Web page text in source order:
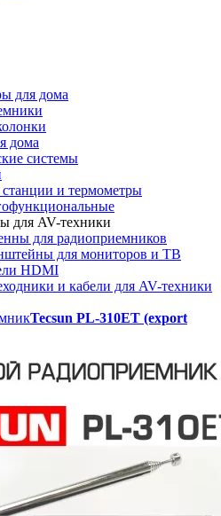
для дома
дома
системы
и термометры
для AV-техники
для радиоприемников
для мониторов и ТВ
HDMI
и кабели для AV-техники
Tecsun PL-310ET (export